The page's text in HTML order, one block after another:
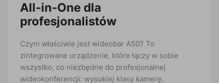
All-in-One dla
profesjonalistów
Czym właściwie jest wideobar A50? To
zintegrowane urządzenie, które łączy w sobie
wszystko, co niezbędne do profesjonalnej
wideokonferencji: wysokiej klasy kamerę,